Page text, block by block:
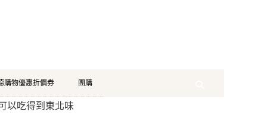
購物優惠折價券 團購
以吃得到東北味